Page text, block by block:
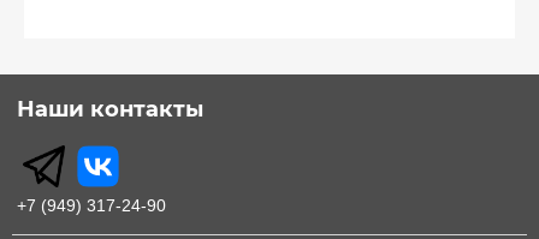
Наши контакты
+7 (949) 317-24-90